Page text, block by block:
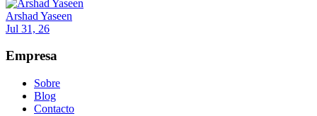
Arshad Yaseen
Jul 31, 26
Empresa
Sobre
Blog
Contacto